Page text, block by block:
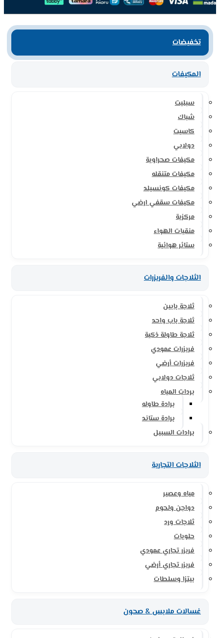
تخفيضات
المكيفات
سبليت
شباك
كاسيت
دولابي
مكيفات صحراوية
مكيفات متنقله
مكيفات كونسيلد
مكيفات سقفي ارضي
مركزية
منقيات الهواء
ستائر هوائية
الثلاجات والفريزرات
ثلاجة بابين
ثلاجة باب واحد
ثلاجة طاولة ذكية
فريزرات عمودي
فريزرات أرضي
ثلاجات دولابي
بردات المياه
برادة طاوله
برادة ستاند
برادات السبيل
الثلاجات التجارية
مياه وعصير
دواجن ولحوم
ثلاجات ورد
حلويات
فريزر تجاري عمودي
فريزر تجاري أرضي
بيتزا وسلطات
غسالات ملابس & صحون